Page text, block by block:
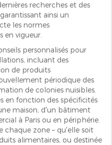
recherches et des
ainsi un
les normes
en vigueur.
personnalisés pour
incluant des
de produits
périodique des
de colonies nuisibles.
en fonction des spécificités
maison, d'un bâtiment
à Paris ou en périphérie.
chaque zone – qu'elle soit
alimentaires, ou destinée